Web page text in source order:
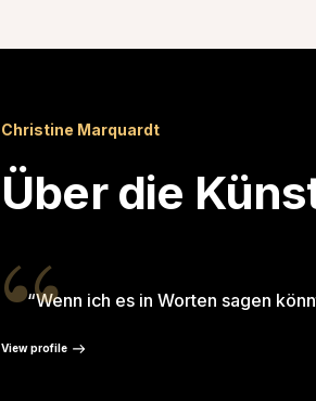
Christine Marquardt
Über die
“
“Wenn ich es in Worten sagen
View profile